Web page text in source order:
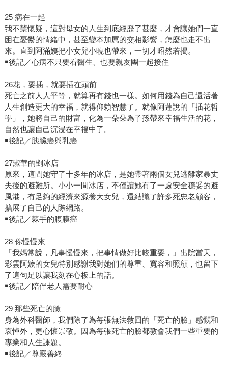
25 病在一起
我不禁懷疑，這對母女的人生到底經歷了甚麼，才會讓她們一直
困在憂鬱的情緒中，甚至變本加厲的交相影響，怎麼也走不出
來。直到阿滿姨把小女兒小曉也帶來，一切才昭然若揭。
￭後記／心病不只要看醫生、也要親友團一起接住
26花，要插，就要插在頭前
死亡之前人人平等，就算再有錢也一樣。如何用錢為自己還活著
人生創造更大的幸福，就得仰賴智慧了。就像阿蓮說的「插花哲
學」，她將自己的財富，化為一朵朵為子孫帶來幸福生活的花，
自然也讓自己沉浸在幸福中了。
￭後記／胰臟癌與乳癌
27淑華的剉冰店
原來，這間她守了十多年的冰店，是她帶著兩個女兒逃離家暴丈
夫後的避難所。小小一間冰店，不僅讓她有了一處安全穩妥的避
風港，有足夠的經濟來源養大女兒，還結識了許多死忠老顧客，
擴展了自己的人際網路。
￭後記／棘手的腹膜癌
28 你慢慢來
「我媽常說，凡事慢慢來，把事情做好比較重要，」出院當天，
彩雲阿嬤的女兒特別感謝我對她們的尊重、寬容和照顧，也留下
了這句足以讓我刻在心板上的話。
￭後記／陪伴老人需要耐心
29 那些死亡的臉
身為外科醫師，我們除了為每張無法救回的「死亡的臉」感慨和
哀悼外，更心懷崇敬。因為每張死亡的臉都教會我們一些重要的
專業和人生課題。
￭後記／尊嚴善終